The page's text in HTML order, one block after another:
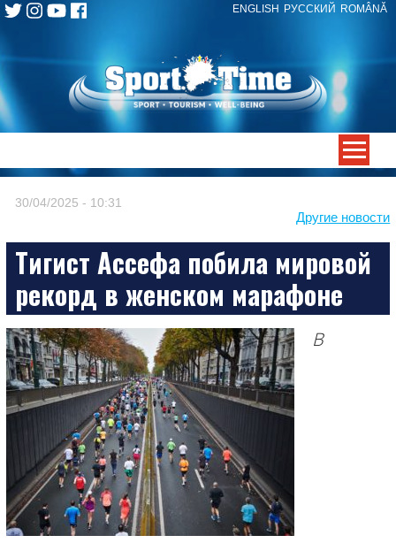
ENGLISH РУССКИЙ ROMÂNĂ
Skip
content
Другие новости
30/04/2025 - 10:31
Тигист Ассефа побила мировой
рекорд в женском марафоне
В